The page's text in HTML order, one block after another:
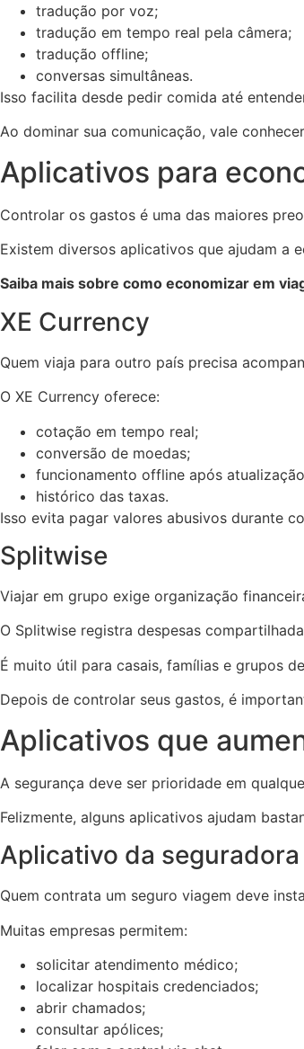
tradução por voz;
tradução em tempo real pela câmera;
tradução offline;
conversas simultâneas.
Isso facilita desde pedir comida até
Ao dominar sua comunicação, vale
Aplicativos para
Controlar os gastos é uma das maiores
Existem diversos aplicativos que ajudam a
Saiba mais sobre como economizar em
XE Currency
Quem viaja para outro país precisa
O XE Currency oferece:
cotação em tempo real;
conversão de moedas;
funcionamento offline após
histórico das taxas.
Isso evita pagar valores abusivos durante
Splitwise
Viajar em grupo exige organização
O Splitwise registra despesas
É muito útil para casais, famílias e grupos
Depois de controlar seus gastos, é
Aplicativos que
A segurança deve ser prioridade em
Felizmente, alguns aplicativos ajudam
Aplicativo da seguradora
Quem contrata um seguro viagem deve
Muitas empresas permitem:
solicitar atendimento médico;
localizar hospitais credenciados;
abrir chamados;
consultar apólices;